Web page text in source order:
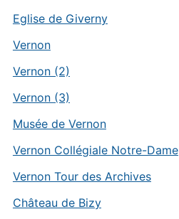
Eglise de Giverny
Vernon
Vernon (2)
Vernon (3)
Musée de Vernon
Vernon Collégiale Notre-Dame
Vernon Tour des Archives
Château de Bizy